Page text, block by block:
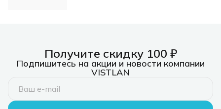
Получите скидку 100 ₽
Подпишитесь на акции и новости компании
VISTLAN